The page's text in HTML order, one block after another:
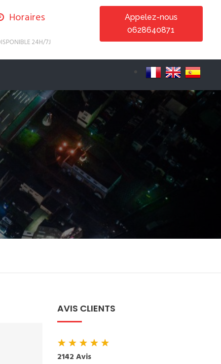
Horaires
24H/7J
Appelez-nous
0628640871
AVIS CLIENTS
★★★★★
2142 Avis